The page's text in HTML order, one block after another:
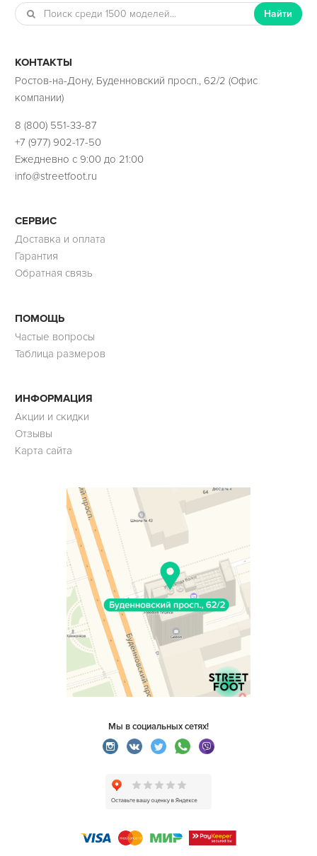
Найти
КОНТАКТЫ
Ростов-на-Дону, Буденновский просп., 62/2 (Офис
компании)
8 (800) 551-33-87
+7 (977) 902-17-50
Ежедневно с 9:00 до 21:00
info@streetfoot.ru
СЕРВИС
Доставка и оплата
Гарантия
Обратная связь
ПОМОЩЬ
Частые вопросы
Таблица размеров
ИНФОРМАЦИЯ
Акции и скидки
Отзывы
Карта сайта
Мы в социальных сетях!